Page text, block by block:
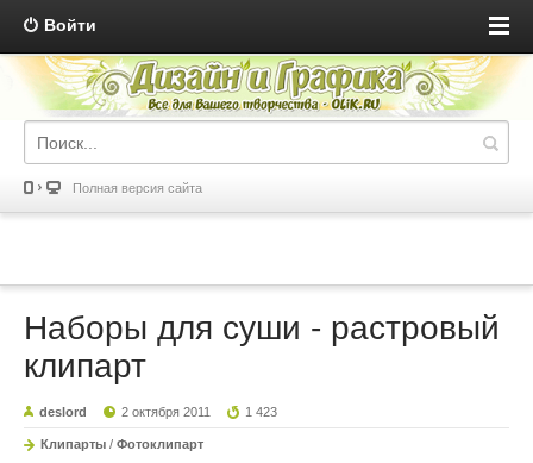
Войти
Полная версия сайта
Наборы для суши - растровый
клипарт
deslord 2 октября 2011 1 423
Клипарты / Фотоклипарт